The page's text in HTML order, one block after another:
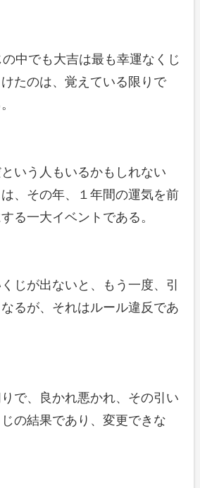
中でも大吉は最も幸運なくじ
たのは、覚えている限りで
いう人もいるかもしれない
、その年、１年間の運気を前
る一大イベントである。
じが出ないと、もう一度、引
るが、それはルール違反であ
で、良かれ悪かれ、その引い
の結果であり、変更できな